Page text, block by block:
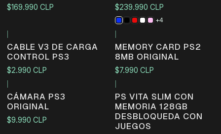
$169.990 CLP $239.990 CLP
+4
CABLE V3 DE CARGA
CONTROL PS3
$2.990 CLP
MEMORY CARD PS2
8MB ORIGINAL
$7.990 CLP
CÁMARA PS3
ORIGINAL
$9.990 CLP
PS VITA SLIM CON
MEMORIA 128GB
DESBLOQUEDA CON
JUEGOS